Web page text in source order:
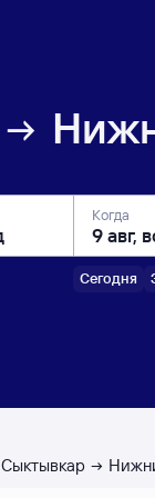
Когда
Сегодня
Сыктывкар